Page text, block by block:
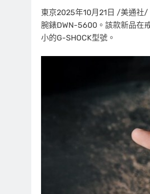
東京2025年10月21日 /美通社/
腕錶DWN-5600。該款新品在
小的G-SHOCK型號。